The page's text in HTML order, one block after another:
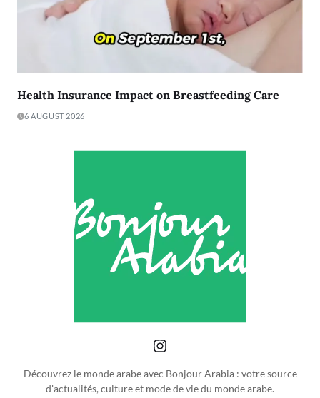
Health Insurance Impact on Breastfeeding Care
6 AUGUST 2026
Découvrez le monde arabe avec Bonjour Arabia : votre source
d'actualités, culture et mode de vie du monde arabe.